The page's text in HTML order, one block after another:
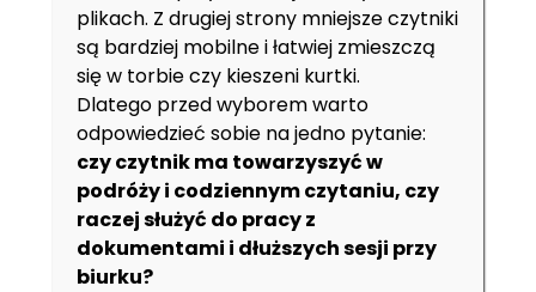
plikach. Z drugiej strony mniejsze czytniki
są bardziej mobilne i łatwiej zmieszczą
się w torbie czy kieszeni kurtki.
Dlatego przed wyborem warto
odpowiedzieć sobie na jedno pytanie:
czy czytnik ma towarzyszyć w
podróży i codziennym czytaniu, czy
raczej służyć do pracy z
dokumentami i dłuższych sesji przy
biurku?